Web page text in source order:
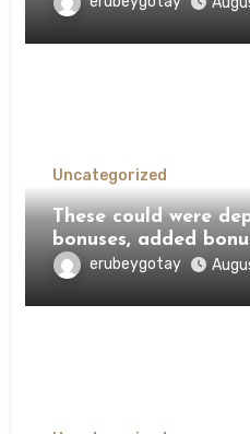
potential drawbacks
Uncategorized
These could were
bonuses, added
free revolves,
erubeygotay